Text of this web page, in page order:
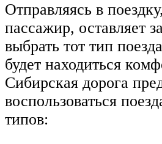
Отправляясь в
пассажир, оставляет
выбрать тот тип
будет находиться
Сибирская дорога
воспользоваться
типов: